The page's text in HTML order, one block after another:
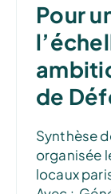
Pour
de
Synthèse
organisée
locaux